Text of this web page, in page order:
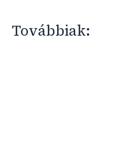
Továbbiak: